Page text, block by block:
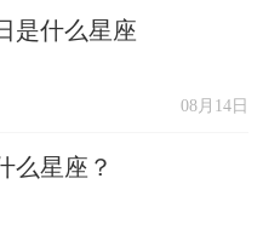
是什么星座
08月14日
么星座？